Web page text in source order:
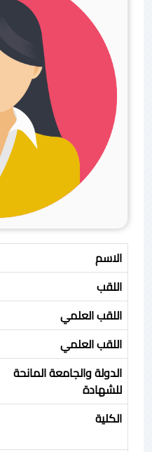
الاسم
اللقب
اللقب العلمي
اللقب العلمي
الدولة والجامعة المانحة
للشهادة
الكلية